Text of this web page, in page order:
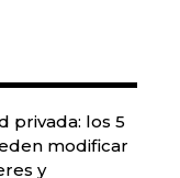
privada: los 5
modificar
y